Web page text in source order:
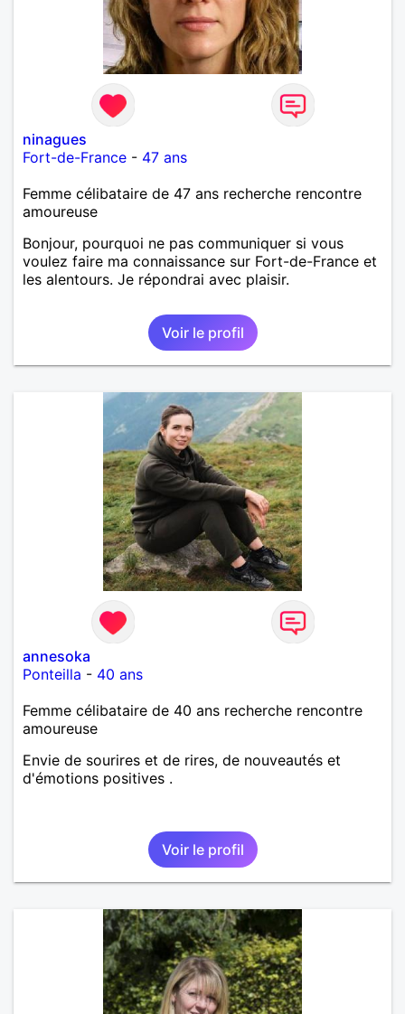
ninagues
Fort-de-France - 47 ans
Femme célibataire de 47 ans recherche rencontre
amoureuse
Bonjour, pourquoi ne pas communiquer si vous
voulez faire ma connaissance sur Fort-de-France et
les alentours. Je répondrai avec plaisir.
Voir le profil
annesoka
Ponteilla - 40 ans
Femme célibataire de 40 ans recherche rencontre
amoureuse
Envie de sourires et de rires, de nouveautés et
d'émotions positives .
Voir le profil